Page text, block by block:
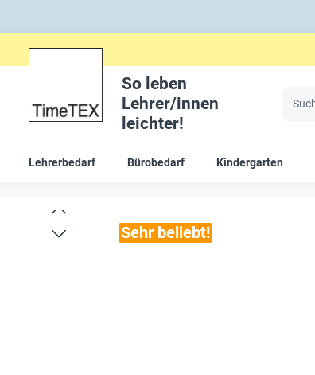
So leben
Lehrer/innen
leichter!
Lehrerbedarf Bürobedarf Kindergarten
Sehr beliebt!